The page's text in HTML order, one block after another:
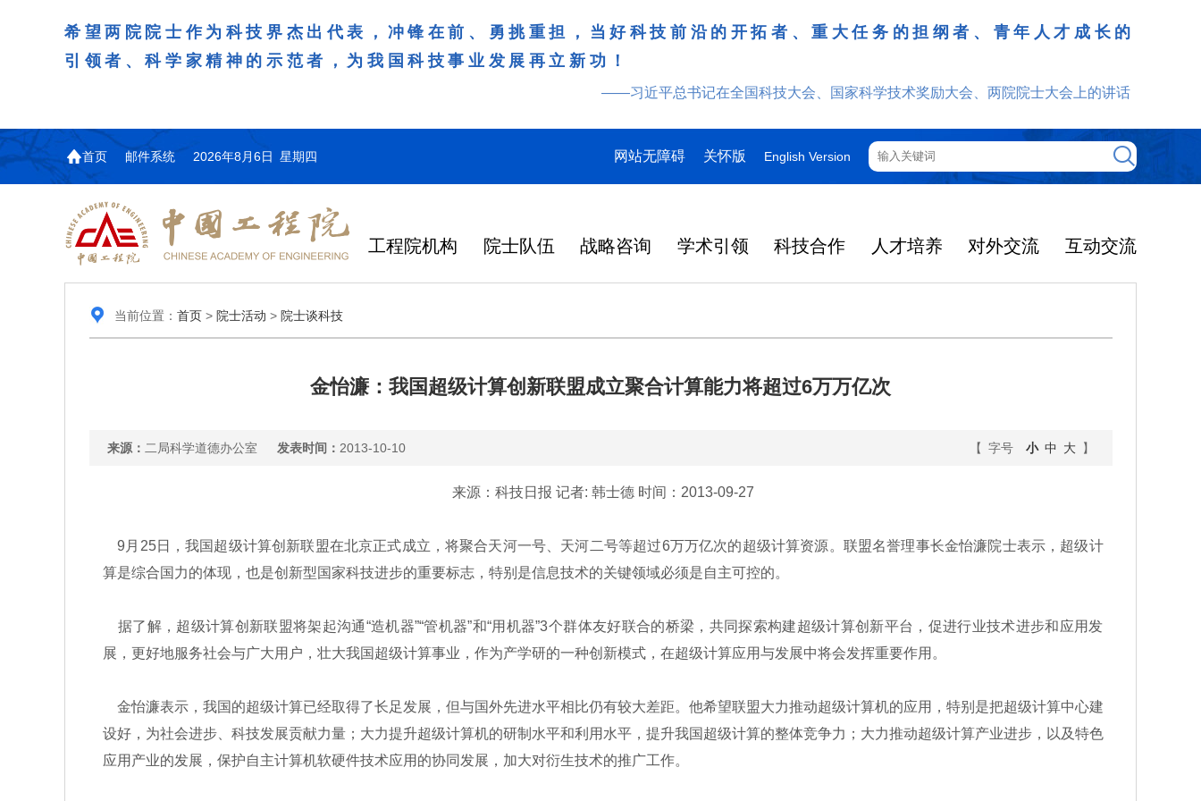
希望两院院士作为科技界杰出代表，冲锋在前、勇挑重担，当好科技前沿的开拓者、重大任务的担纲者、青年人才成长的
引领者、科学家精神的示范者，为我国科技事业发展再立新功！
——习近平总书记在全国科技大会、国家科学技术奖励大会、两院院士大会上的讲话
首页 邮件系统 2026年8月6日 星期四 网站无障碍 关怀版 English Version
工程院机构 院士队伍 战略咨询 学术引领 科技合作 人才培养 对外交流 互动交流
当前位置： 首页> 院士活动 > 院士谈科技
金怡濂：我国超级计算创新联盟成立聚合计算能力将超过6万万亿次
来源： 二局科学道德办公室 发表时间： 2013-10-10 【 字号 小 中 大】
来源：科技日报 记者: 韩士德 时间：2013-09-27
9月25日，我国超级计算创新联盟在北京正式成立，将聚合天河一号、天河二号等超过6万万亿次的超级计算资源。联盟名誉理事长金怡濂院士表示，超级计
算是综合国力的体现，也是创新型国家科技进步的重要标志，特别是信息技术的关键领域必须是自主可控的。
据了解，超级计算创新联盟将架起沟通“造机器”“管机器”和“用机器”3个群体友好联合的桥梁，共同探索构建超级计算创新平台，促进行业技术进步和应用发
展，更好地服务社会与广大用户，壮大我国超级计算事业，作为产学研的一种创新模式，在超级计算应用与发展中将会发挥重要作用。
金怡濂表示，我国的超级计算已经取得了长足发展，但与国外先进水平相比仍有较大差距。他希望联盟大力推动超级计算机的应用，特别是把超级计算中心建
设好，为社会进步、科技发展贡献力量；大力提升超级计算机的研制水平和利用水平，提升我国超级计算的整体竞争力；大力推动超级计算产业进步，以及特色
应用产业的发展，保护自主计算机软硬件技术应用的协同发展，加大对衍生技术的推广工作。